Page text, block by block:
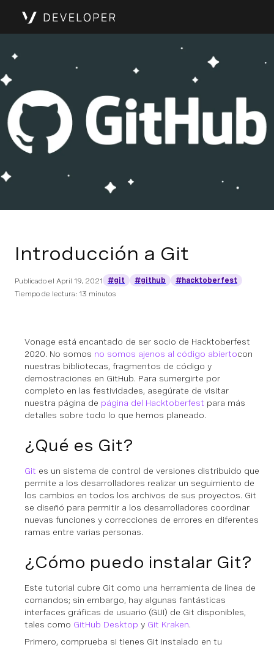
Introducción a Git
Publicado el April 19, 2021 #git #github
#hacktoberfest
Tiempo de lectura: 13 minutos
Vonage está encantado de ser socio de Hacktoberfest
2020. No somos no somos ajenos al código abiertocon
nuestras bibliotecas, fragmentos de código y
demostraciones en GitHub. Para sumergirte por
completo en las festividades, asegúrate de visitar
nuestra página de página del Hacktoberfest para más
detalles sobre todo lo que hemos planeado.
¿Qué es Git?
Git es un sistema de control de versiones distribuido que
permite a los desarrolladores realizar un seguimiento de
los cambios en todos los archivos de sus proyectos. Git
se diseñó para permitir a los desarrolladores coordinar
nuevas funciones y correcciones de errores en diferentes
ramas entre varias personas.
¿Cómo puedo instalar Git?
Este tutorial cubre Git como una herramienta de línea de
comandos; sin embargo, hay algunas fantásticas
interfaces gráficas de usuario (GUI) de Git disponibles,
tales como GitHub Desktop y Git Kraken.
Primero, comprueba si tienes Git instalado en tu